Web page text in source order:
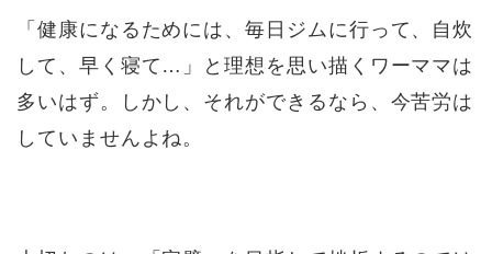
「健康になるためには、毎日ジムに行って、自炊
して、早く寝て…」と理想を思い描くワーママは
多いはず。しかし、それができるなら、今苦労は
していませんよね。